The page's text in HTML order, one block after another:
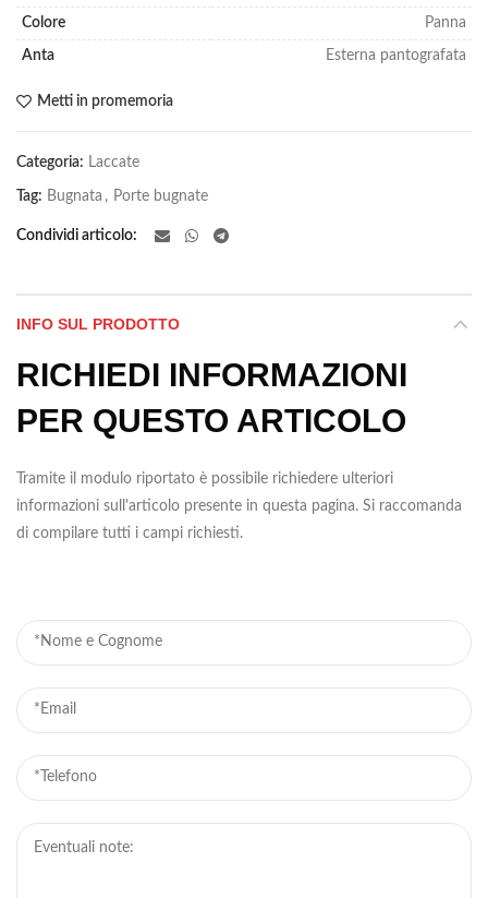
Colore Panna
Anta Esterna pantografata
Metti in promemoria
Categoria: Laccate
Tag: Bugnata , Porte bugnate
Condividi articolo
INFO SUL PRODOTTO
RICHIEDI INFORMAZIONI
PER QUESTO ARTICOLO
Tramite il modulo riportato è possibile richiedere ulteriori
informazioni sull'articolo presente in questa pagina. Si raccomanda
di compilare tutti i campi richiesti.